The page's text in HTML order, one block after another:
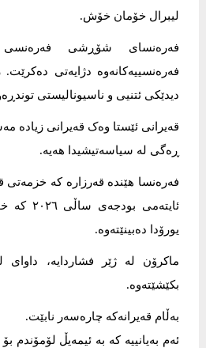
لیبرال خۆمان خۆش.
فەرەنسای شۆڕشی فەرەنسی
فەرەنسییەکانەوە دژایەتی
دیدێکی ئتنیی و ناسیونالیستی
قەیرانی ئێستا وەک قەیرانی زیادە
ڕەگی لە سیاسەتیشیدا هەیە.
فەرەنسا هێندە قەرزارە کە خزمەتی
یورۆدا دەبینێتەوە.
ماکرۆن لە ژێر فشاردایە،
بکێشێتەوە.
بەڵام قەیرانەکە چارەسەر نابێت.
ئەم بەیانییە کە بە ئیمەیڵ لۆمۆندم